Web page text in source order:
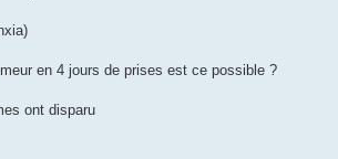
en 4 jours de prises est ce possible ?
ont disparu